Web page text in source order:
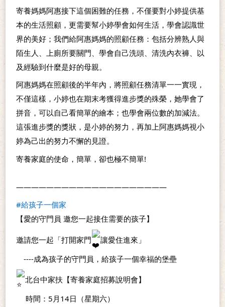
寄養媽媽阿惠接下這個困難的任務，不僅要對小婷提供基
本的生活照顧，更需要幫小婷學會如何生活，學會認識世
界的美好；我們給阿惠媽媽的照顧任務：包括分辨熟人與
陌生人、上廁所要關門、學會自己洗頭、清洗內衣褲、以
及經驗到什麼是好的母親。
阿惠媽媽在照顧後的半年內，將照顧任務清單一一實現，
不僅這樣，小婷也在期末考獲得進步獎的殊榮，她學會了
拼音，可以自己看簡單的繪本；也學會兩位數的加減法。
這張進步獎的獎狀，是小婷的努力，再加上阿惠媽媽視小
婷為己出的努力不懈的見證。
寄養家庭的使命，簡單，卻也極不簡單!
————————————————————
#給孩子一個家
【愛的守門員 邀您一起接住需要的孩子】
邀請您一起「打開家門
讓愛住進來」
----成為孩子的守門員，給孩子一個幸福的堡壘
北台中家扶【寄養家庭招募說明會】
時間：5月14日（星期六）